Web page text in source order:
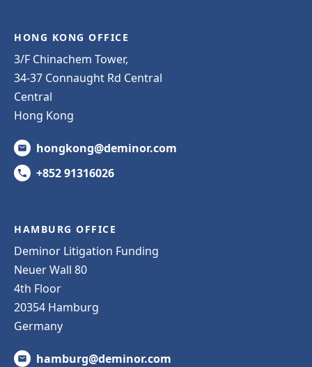
HONG KONG OFFICE
3/F Chinachem Tower,
34-37 Connaught Rd Central
Central
Hong Kong
hongkong@deminor.com
+852 91316026
HAMBURG OFFICE
Deminor Litigation Funding
Neuer Wall 80
4th Floor
20354 Hamburg
Germany
hamburg@deminor.com